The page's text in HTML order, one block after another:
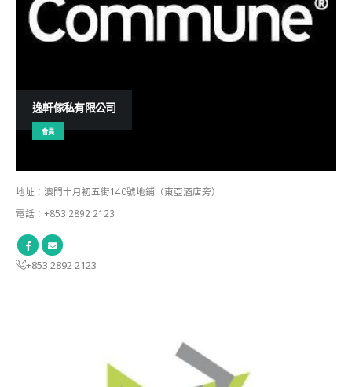
逸軒傢私有限公司
會員
地址：澳門十月初五街140號地鋪（東亞酒店旁）
電話：+853 2892 2123
+853 2892 2123